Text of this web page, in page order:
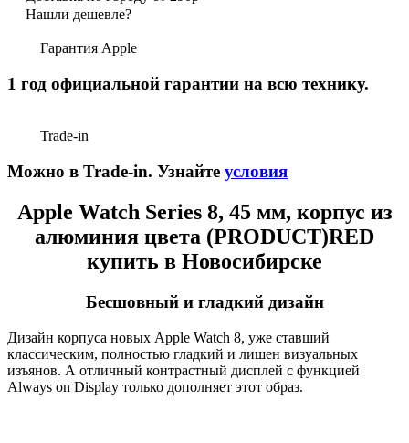
Нашли дешевле?
Гарантия Apple
1 год официальной гарантии на всю технику.
Trade-in
Можно в Trade-in. Узнайте условия
Apple Watch Series 8, 45 мм, корпус из
алюминия цвета (PRODUCT)RED
купить в Новосибирске
Бесшовный и гладкий дизайн
Дизайн корпуса новых Apple Watch 8, уже ставший
классическим, полностью гладкий и лишен визуальных
изъянов. А отличный контрастный дисплей с функцией
Always on Display только дополняет этот образ.